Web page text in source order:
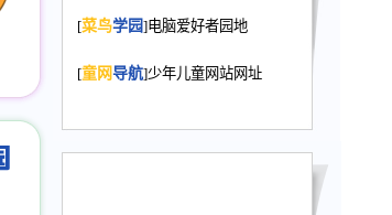
年，2009版提前启用，小山屋全面
小山画廊均增加多个新栏目。。
评分、顶功能，作文宝典改版。
[菜鸟学园]电脑爱好者园地
[童网导航]少年儿童网站网址